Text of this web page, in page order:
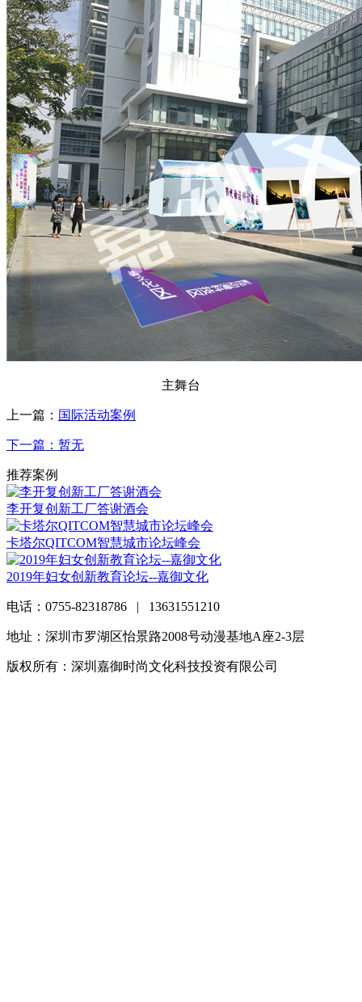
主舞台
上一篇： 国际活动案例
下一篇：暂无
推荐案例
李开复创新工厂答谢酒会
卡塔尔QITCOM智慧城市论坛峰会
2019年妇女创新教育论坛--嘉御文化
电话：0755-82318786 | 13631551210
地址：深圳市罗湖区怡景路2008号动漫基地A座2-3层
版权所有：深圳嘉御时尚文化科技投资有限公司